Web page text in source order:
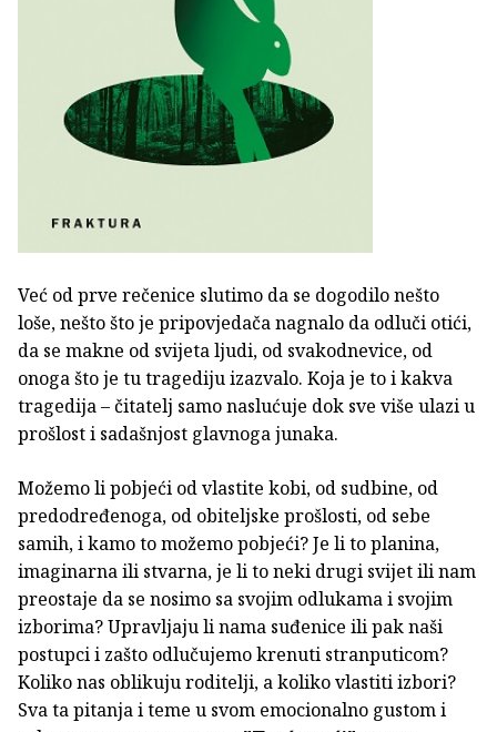
Već od prve rečenice slutimo da se dogodilo nešto
loše, nešto što je pripovjedača nagnalo da odluči otići,
da se makne od svijeta ljudi, od svakodnevice, od
onoga što je tu tragediju izazvalo. Koja je to i kakva
tragedija – čitatelj samo naslućuje dok sve više ulazi u
prošlost i sadašnjost glavnoga junaka.
Možemo li pobjeći od vlastite kobi, od sudbine, od
predodređenoga, od obiteljske prošlosti, od sebe
samih, i kamo to možemo pobjeći? Je li to planina,
imaginarna ili stvarna, je li to neki drugi svijet ili nam
preostaje da se nosimo sa svojim odlukama i svojim
izborima? Upravljaju li nama suđenice ili pak naši
postupci i zašto odlučujemo krenuti stranputicom?
Koliko nas oblikuju roditelji, a koliko vlastiti izbori?
Sva ta pitanja i teme u svom emocionalno gustom i